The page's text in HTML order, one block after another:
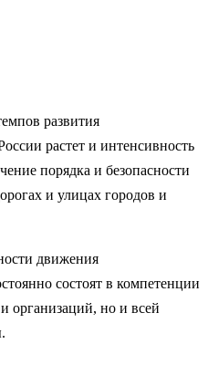
развития
растет и интенсивность
порядка и безопасности
и улицах городов и
движения
состоят в компетенции
организаций, но и всей